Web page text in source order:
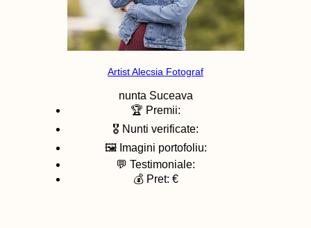
Artist Alecsia Fotograf
nunta Suceava
🏆 Premii:
🎖️ Nunti verificate:
🖼️ Imagini portofoliu:
💬 Testimoniale:
💰 Pret: €